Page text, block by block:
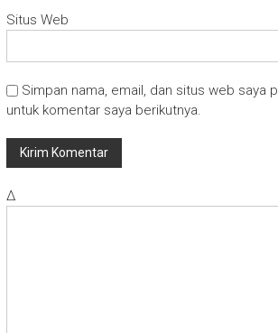
Situs Web
Simpan nama, email, dan situs web saya
untuk komentar saya berikutnya.
Δ